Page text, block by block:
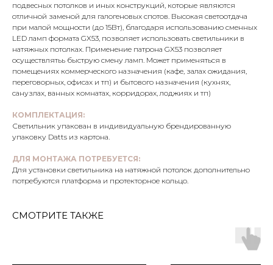
подвесных потолков и иных конструкций, которые являются
отличной заменой для галогеновых спотов. Высокая светоотдача
при малой мощности (до 15Вт), благодаря использованию сменных
LED ламп формата GX53, позволяет использовать светильники в
натяжных потолках. Применение патрона GX53 позволяет
осуществлятьь быструю смену ламп. Может применяться в
помещениях коммерческого назначения (кафе, залах ожидания,
переговорных, офисах и тп) и бытового назначения (кухнях,
санузлах, ванных комнатах, корридорах, лоджиях и тп)
КОМПЛЕКТАЦИЯ:
Светильник упакован в индивидуальную брендированную
упаковку Datts из картона.
ДЛЯ МОНТАЖА ПОТРЕБУЕТСЯ:
Для установки светильника на натяжной потолок дополнительно
потребуются платформа и протекторное кольцо.
СМОТРИТЕ ТАКЖЕ